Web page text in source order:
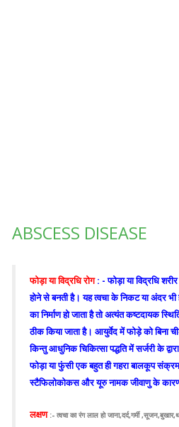
ABSCESS DISEASE
फोड़ा या विद्रधि रोग : - फोड़ा या विद्रधि
होने से बनती है। यह त्वचा के निकट या अंदर
का निर्माण हो जाता है तो अत्यंत कष्टदायक
ठीक किया जाता है। आयुर्वेद में फोड़े को बिना
किन्तु आधुनिक चिकित्सा पद्धति में सर्जरी के
फोड़ा या फुंसी एक बहुत ही गहरा बालकूप
स्टैफिलोकोकस और यूरु नामक जीवाणु के कारण
लक्षण :- त्वचा का रंग लाल हो जाना,दर्द,गर्मी